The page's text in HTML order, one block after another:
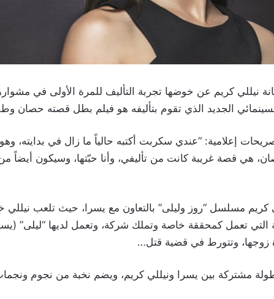
نيللي كريم عن خوضها تجربة التأليف للمرة الأولى في
الجديد الذي تقوم بتأليفه هو فيلم بطل قصته حصان
إعلامية: “عندي سكربت أكتبه حالياً ما زال في بدايته،
هي قصة غريبة كانت من تأليفي، وأنا حبّتها، وسيكون أيضاً
كريم مسلسل “روز وليلى” بالتعاون مع يسرا، حيث تلعب نيللي
التي تعمل كمحققة خاصة وتملك شركة، وتعمل لديها “ليلى”
زوجها، وتتورط في قضية قتل…
مشتركة بين يسرا ونيللي كريم، ويضم نخبة من نجوم